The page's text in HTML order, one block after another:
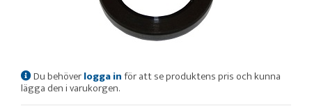
Du behöverlogga inför att se produktens pris och kunna
lägga den i varukorgen.